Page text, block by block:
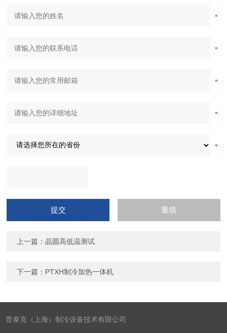
上一篇：晶圆高低温测试
下一篇： PTXH制冷加热一体机
普泰克（上海）制冷设备技术有限公司